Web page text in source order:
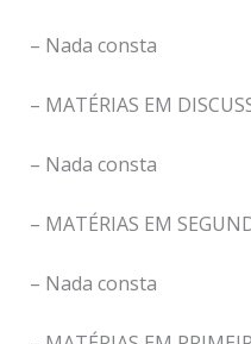
– Nada consta
– MATÉRIAS EM
– Nada consta
– MATÉRIAS EM
– Nada consta